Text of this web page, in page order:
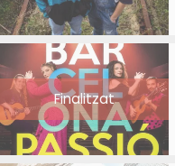
Finalitzat